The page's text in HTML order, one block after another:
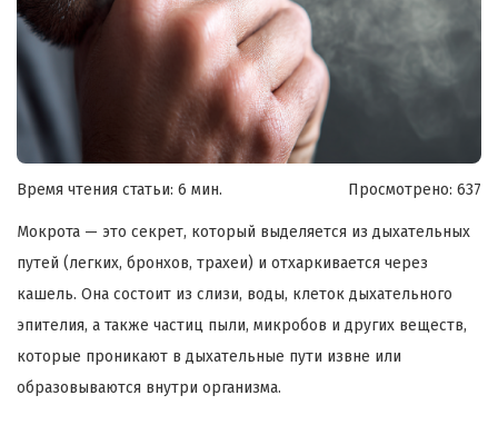
Время чтения статьи: 6 мин. Просмотрено: 637
Мокрота — это секрет, который выделяется из дыхательных
путей (легких, бронхов, трахеи) и отхаркивается через
кашель. Она состоит из слизи, воды, клеток дыхательного
эпителия, а также частиц пыли, микробов и других веществ,
которые проникают в дыхательные пути извне или
образовываются внутри организма.